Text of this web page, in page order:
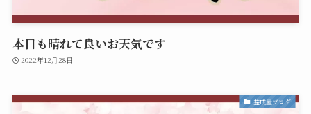
本日も晴れて良いお天気です
2022年12月28日
益成屋ブログ